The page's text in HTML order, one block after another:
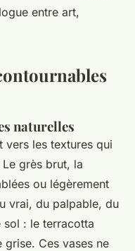
entre art,
naturelles
vers les textures qui
grès brut, la
ou légèrement
vrai, du palpable, du
sol : le terracotta
grise. Ces vases ne